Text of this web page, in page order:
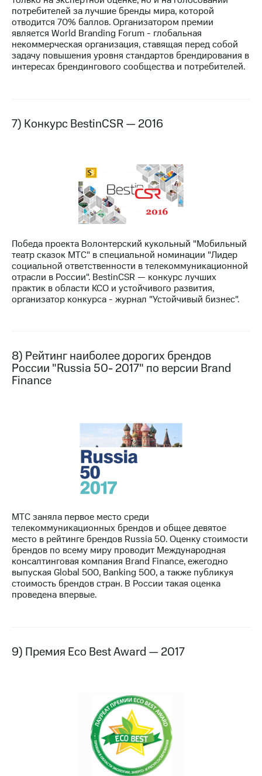
потребителей за лучшие бренды мира, которой
отводится 70% баллов. Организатором премии
является World Branding Forum - глобальная
некоммерческая организация, ставящая перед собой
задачу повышения уровня стандартов брендирования в
интересах брендингового сообщества и потребителей.
7) Конкурс BestinCSR — 2016
Победа проекта Волонтерский кукольный "Мобильный
театр сказок МТС" в специальной номинации "Лидер
социальной ответственности в телекоммуникационной
отрасли в России". BestinCSR — конкурс лучших
практик в области КСО и устойчивого развития,
организатор конкурса - журнал "Устойчивый бизнес".
8) Рейтинг наиболее дорогих брендов
России "Russia 50- 2017" по версии Brand
Finance
МТС заняла первое место среди
телекоммуникационных брендов и общее девятое
место в рейтинге брендов Russia 50. Оценку стоимости
брендов по всему миру проводит Международная
консалтинговая компания Brand Finance, ежегодно
выпуская Global 500, Banking 500, а также публикуя
стоимость брендов стран. В России такая оценка
проведена впервые.
9) Премия Eco Best Award — 2017